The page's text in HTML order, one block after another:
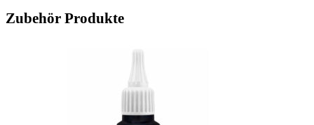
Zubehör Produkte